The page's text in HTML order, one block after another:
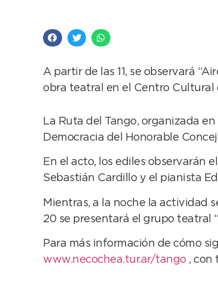
A partir de las 11, se observará
obra teatral en el Centro Cultural
La Ruta del Tango, organizada
Democracia del Honorable
En el acto, los ediles observarán
Sebastián Cardillo y el pianista
Mientras, a la noche la actividad
20 se presentará el grupo teatral
Para más información de cómo
www.necochea.tur.ar/tango , con